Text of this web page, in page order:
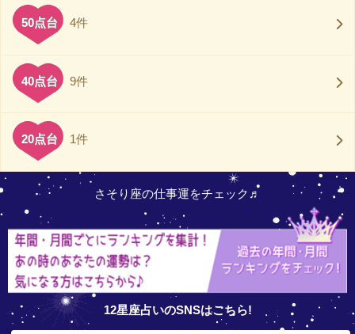
50点台 4件
40点台 9件
20点台 1件
さそり座の仕事運をチェック♬
12星座占いのSNSはこちら!